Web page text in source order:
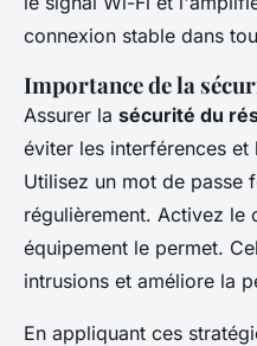
connexion stable dans
Importance de la
Assurer la sécurité du
éviter les interférences et
Utilisez un mot de passe
régulièrement. Activez le
équipement le permet.
intrusions et améliore la
En appliquant ces